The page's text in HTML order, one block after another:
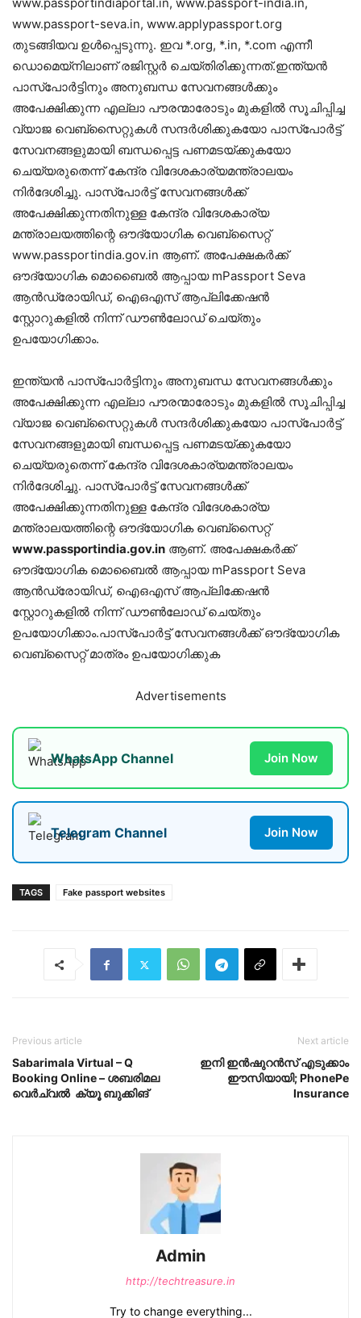
www.passport-seva.in, www.applypassport.org
തുടങ്ങിയവ ഉൾപ്പെടുന്നു. ഇവ *.org, *.in, *.com എന്നീ
ഡൊമെയ്‌നിലാണ് രജിസ്റ്റർ ചെയ്തിരിക്കുന്നത്.ഇന്ത്യൻ
പാസ്‌പോർട്ടിനും അനുബന്ധ സേവനങ്ങൾക്കും
അപേക്ഷിക്കുന്ന എല്ലാ പൗരന്മാരോടും മുകളിൽ സൂചിപ്പിച്ച
വ്യാജ വെബ്‌സൈറ്റുകൾ സന്ദർശിക്കുകയോ പാസ്‌പോർട്ട്
സേവനങ്ങളുമായി ബന്ധപ്പെട്ട പണമടയ്ക്കുകയോ
ചെയ്യരുതെന്ന് കേന്ദ്ര വിദേശകാര്യമന്ത്രാലയം
നിർദേശിച്ചു. പാസ്‌പോർട്ട് സേവനങ്ങൾക്ക്
അപേക്ഷിക്കുന്നതിനുള്ള കേന്ദ്ര വിദേശകാര്യ
മന്ത്രാലയത്തിന്റെ ഔദ്യോഗിക വെബ്‌സൈറ്റ്
www.passportindia.gov.in ആണ്. അപേക്ഷകർക്ക്
ഔദ്യോഗിക മൊബൈൽ ആപ്പായ mPassport Seva
ആൻഡ്രോയിഡ്, ഐഒഎസ് ആപ്ലിക്കേഷൻ
സ്റ്റോറുകളിൽ നിന്ന് ഡൗൺലോഡ് ചെയ്തും
ഉപയോഗിക്കാം.
ഇന്ത്യൻ പാസ്‌പോർട്ടിനും അനുബന്ധ സേവനങ്ങൾക്കും
അപേക്ഷിക്കുന്ന എല്ലാ പൗരന്മാരോടും മുകളിൽ സൂചിപ്പിച്ച
വ്യാജ വെബ്‌സൈറ്റുകൾ സന്ദർശിക്കുകയോ പാസ്‌പോർട്ട്
സേവനങ്ങളുമായി ബന്ധപ്പെട്ട പണമടയ്ക്കുകയോ
ചെയ്യരുതെന്ന് കേന്ദ്ര വിദേശകാര്യമന്ത്രാലയം
നിർദേശിച്ചു. പാസ്‌പോർട്ട് സേവനങ്ങൾക്ക്
അപേക്ഷിക്കുന്നതിനുള്ള കേന്ദ്ര വിദേശകാര്യ
മന്ത്രാലയത്തിന്റെ ഔദ്യോഗിക വെബ്‌സൈറ്റ്
www.passportindia.gov.in ആണ്. അപേക്ഷകർക്ക്
ഔദ്യോഗിക മൊബൈൽ ആപ്പായ mPassport Seva
ആൻഡ്രോയിഡ്, ഐഒഎസ് ആപ്ലിക്കേഷൻ
സ്റ്റോറുകളിൽ നിന്ന് ഡൗൺലോഡ് ചെയ്തും
ഉപയോഗിക്കാം.പാസ്‌പോർട്ട് സേവനങ്ങൾക്ക് ഔദ്യോഗിക
വെബ്‌സൈറ്റ് മാത്രം ഉപയോഗിക്കുക
Advertisements
WhatsApp Channel Join Now
Telegram Channel Join Now
TAGS Fake passport websites
Previous article
Sabarimala Virtual – Q
Booking Online – ശബരിമല
വെർച്വൽ ക്യൂ ബുക്കിങ്
Next article
ഇനി ഇൻഷുറൻസ് എടുക്കാം
ഈസിയായി; PhonePe
Insurance
Admin
http://techtreasure.in
Try to change everything...